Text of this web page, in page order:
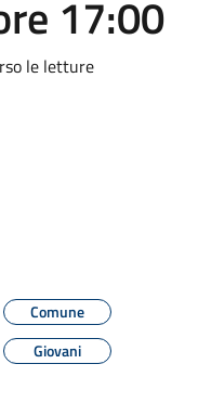
17:00
le letture
Comune
Giovani